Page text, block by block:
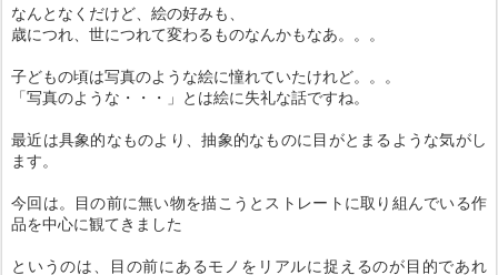
なんとなくだけど、絵の好みも、
歳につれ、世につれて変わるものなんかもなあ。。。
子どもの頃は写真のような絵に憧れていたけれど。。。
「写真のような・・・」とは絵に失礼な話ですね。
最近は具象的なものより、抽象的なものに目がとまるような気がし
ます。
今回は。目の前に無い物を描こうとストレートに取り組んでいる作
品を中心に観てきました
というのは、目の前にあるモノをリアルに捉えるのが目的であれ